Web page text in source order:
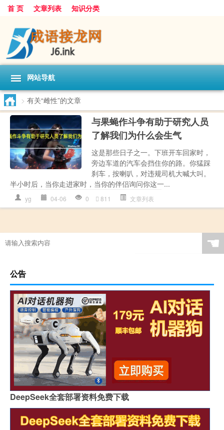
首 页 文章列表 知识分类
网站导航
> 有关“雌性”的文章
与果蝇作斗争有助于研究人员
了解我们为什么会生气
这是那些日子之一。下班开车回家时，
旁边车道的汽车会挡住你的路。你猛踩
刹车，按喇叭，对违规司机大喊大叫。
半小时后，当你走进家时，当你的伴侣询问你这一...
yg 04-06 0 811 文章列表
☚
公告
DeepSeek全套部署资料免费下载